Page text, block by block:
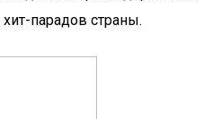
парадов страны.